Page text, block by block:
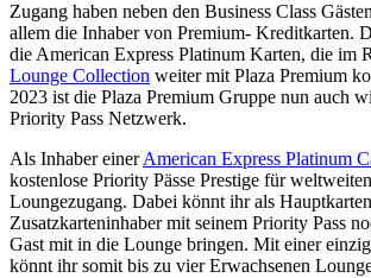
Zugang haben neben den Business Class
allem die Inhaber von Premium- Kreditkarten.
die American Express Platinum Karten, die im
Lounge Collection weiter mit Plaza Premium
2023 ist die Plaza Premium Gruppe nun auch
Priority Pass Netzwerk.
Als Inhaber einerAmerican Express Platinum
kostenlose Priority Pässe Prestige für
Loungezugang. Dabei könnt ihr als
Zusatzkarteninhaber mit seinem Priority Pass
Gast mit in die Lounge bringen. Mit einer
könnt ihr somit bis zu vier Erwachsenen